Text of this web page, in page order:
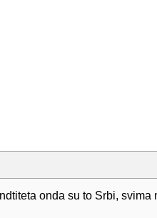
onda su to Srbi,